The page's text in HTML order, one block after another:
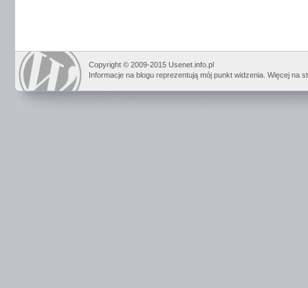
Copyright © 2009-2015 Usenet.info.pl
Informacje na blogu reprezentują mój punkt widzenia. Więcej na